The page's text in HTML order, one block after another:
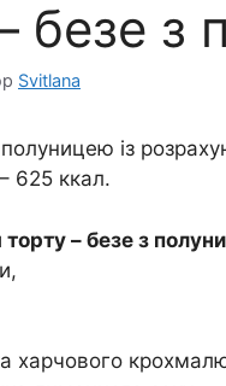
безе з
Svitlana
із
625 ккал.
торту – безе з
харчового